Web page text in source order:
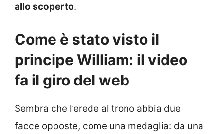
allo scoperto.
Come è stato visto il
principe William: il video
fa il giro del web
Sembra che l’erede al trono abbia due
facce opposte, come una medaglia: da una